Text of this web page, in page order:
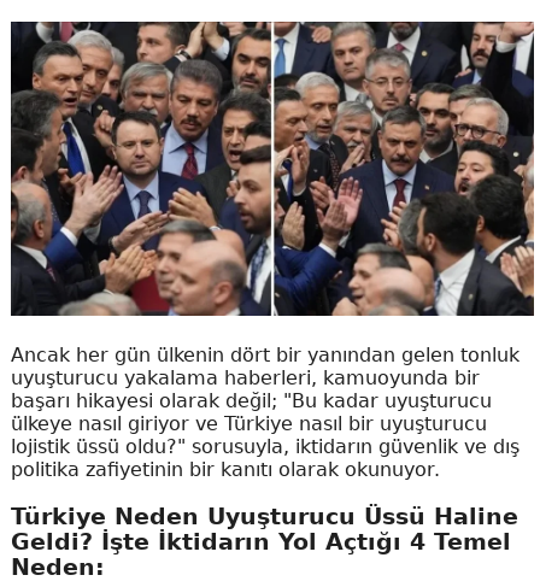
Ancak her gün ülkenin dört bir yanından gelen tonluk
uyuşturucu yakalama haberleri, kamuoyunda bir
başarı hikayesi olarak değil; "Bu kadar uyuşturucu
ülkeye nasıl giriyor ve Türkiye nasıl bir uyuşturucu
lojistik üssü oldu?" sorusuyla, iktidarın güvenlik ve dış
politika zafiyetinin bir kanıtı olarak okunuyor.
Türkiye Neden Uyuşturucu Üssü Haline
Geldi? İşte İktidarın Yol Açtığı 4 Temel
Neden: